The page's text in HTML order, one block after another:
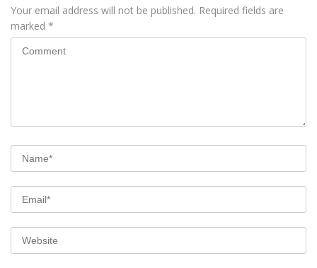
Your email address will not be published. Required fields are
marked *